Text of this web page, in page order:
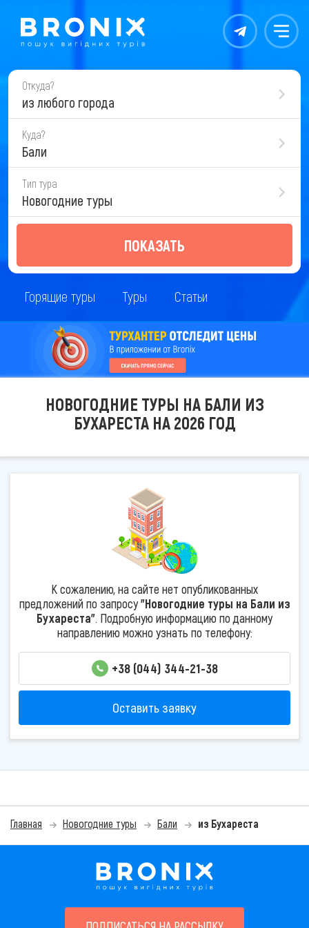
Контакты Меню
Откуда?
из любого города
Куда?
Бали
Тип тура
Новогодние туры
ПОКАЗАТЬ
Горящие туры Туры Статьи
НОВОГОДНИЕ ТУРЫ НА БАЛИ ИЗ
БУХАРЕСТА НА 2026 ГОД
К сожалению, на сайте нет опубликованных
предложений по запросу"Новогодние туры на Бали из
Бухареста". Подробную информацию по данному
направлению можно узнать по телефону:
+38 (044) 344-21-38
Оставить заявку
Главная Новогодние туры Бали из Бухареста